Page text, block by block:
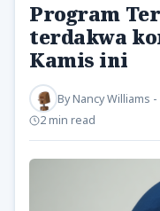
Program
terdakwa
Kamis ini
ByNancy Williams
2 min read